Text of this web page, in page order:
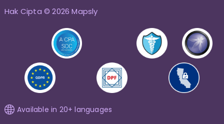
Hak Cipta © 2026 Mapsly
Available in 20+ languages